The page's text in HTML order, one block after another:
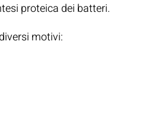
proteica dei batteri.
motivi: